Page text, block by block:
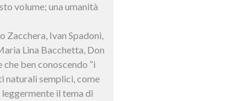
volume; una umanità
Ivan Spadoni,
Lina Bacchetta, Don
ben conoscendo “i
naturali semplici, come
il tema di